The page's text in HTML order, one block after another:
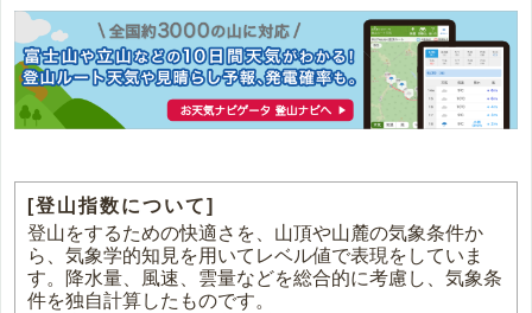
[登山指数について]
登山をするための快適さを、山頂や山麓の気象条件か
ら、気象学的知見を用いてレベル値で表現をしていま
す。降水量、風速、雲量などを総合的に考慮し、気象条
件を独自計算したものです。